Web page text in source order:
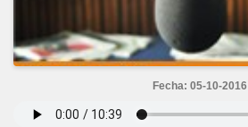
Fecha: 05-10-2016